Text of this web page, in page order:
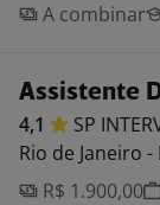
A combinar
Assistente
4,1 SP
Rio de Janeiro -
R$ 1.900,00